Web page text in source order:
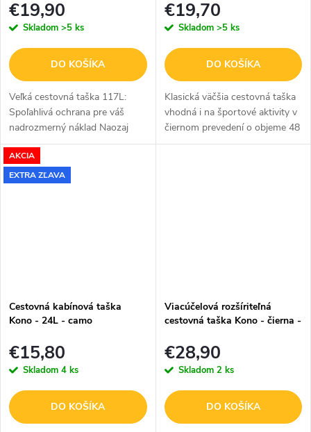
€19,90
Skladom >5 ks
DO KOŠÍKA
Veľká cestovná taška 117L:
Spoľahlivá ochrana pre váš
nadrozmerný náklad Naozaj
veľká cestovná taška v
praktickom čiernom prevedení,
do ktorej zbalíte všetko, čo na
€19,70
Skladom >5 ks
DO KOŠÍKA
Klasická väčšia cestovná taška
vhodná i na športové aktivity v
čiernom prevedení o objeme 48
L.
AKCIA
EXTRA ZĽAVA
Cestovná kabínová taška
Kono - 24L - camo
€15,80
Skladom 4 ks
DO KOŠÍKA
Viacúčelová rozšíriteľná
cestovná taška Kono - čierna -
€28,90
Skladom 2 ks
DO KOŠÍKA